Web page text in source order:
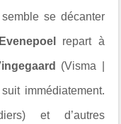
se décanter
Evenepoel repart à
(Visma |
immédiatement.
et d’autres